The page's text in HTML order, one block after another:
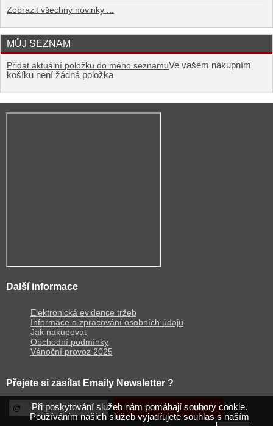
Zobrazit všechny novinky ...
MŮJ SEZNAM
Přidat aktuální položku do mého seznamuVe vašem nákupním
košíku není žádná položka
Další informace
Elektronická evidence tržeb
Informace o zpracování osobních údajů
Jak nakupovat
Obchodní podmínky
Vánoční provoz 2025
Přejete si zasílat Emaily Newsletter ?
Při poskytování služeb nám pomáhají soubory cookie.
Používáním našich služeb vyjadřujete souhlas s naším